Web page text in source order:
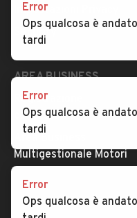
Impostazioni Privacy
Security
AREA BUSINESS
Registrazione
concessionario
Multigestionale Motori
Error
Ops qualcosa è
tardi
Error
Ops qualcosa è
tardi
Error
Ops qualcosa è